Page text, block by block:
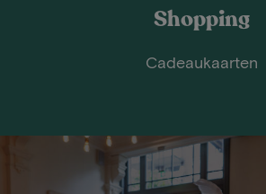
Shopping
Cadeaukaarten